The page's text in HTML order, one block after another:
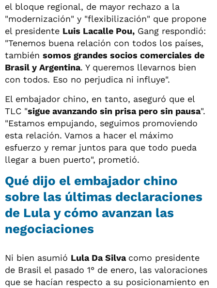
el bloque regional, de mayor rechazo a la
"modernización" y "flexibilización" que propone
el presidente Luis Lacalle Pou, Gang respondió:
"Tenemos buena relación con todos los países,
también somos grandes socios comerciales de
Brasil y Argentina. Y queremos llevarnos bien
con todos. Eso no perjudica ni influye".
El embajador chino, en tanto, aseguró que el
TLC "sigue avanzando sin prisa pero sin pausa".
"Estamos empujando, seguimos promoviendo
esta relación. Vamos a hacer el máximo
esfuerzo y remar juntos para que todo pueda
llegar a buen puerto", prometió.
Qué dijo el embajador chino
sobre las últimas declaraciones
de Lula y cómo avanzan las
negociaciones
Ni bien asumió Lula Da Silva como presidente
de Brasil el pasado 1° de enero, las valoraciones
que se hacían respecto a su posicionamiento en